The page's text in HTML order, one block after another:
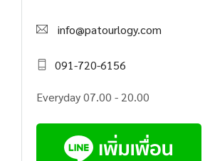
info@patourlogy.com
091-720-6156
Everyday 07.00 - 20.00